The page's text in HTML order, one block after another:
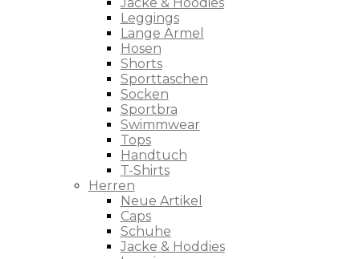
Leggings
Lange Ärmel
Hosen
Shorts
Sporttaschen
Socken
Sportbra
Swimmwear
Tops
Handtuch
T-Shirts
Herren
Neue Artikel
Caps
Schuhe
Jacke & Hoddies